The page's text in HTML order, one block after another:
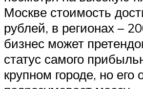
Москве стоимость
рублей, в регионах –
бизнес может
статус самого
крупном городе, но его